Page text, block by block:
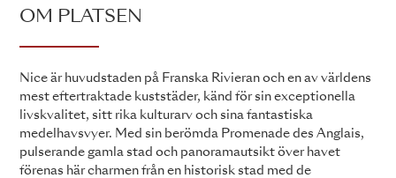
OM PLATSEN
Nice är huvudstaden på Franska Rivieran och en av världens
mest eftertraktade kuststäder, känd för sin exceptionella
livskvalitet, sitt rika kulturarv och sina fantastiska
medelhavsvyer. Med sin berömda Promenade des Anglais,
pulserande gamla stad och panoramautsikt över havet
förenas här charmen från en historisk stad med de